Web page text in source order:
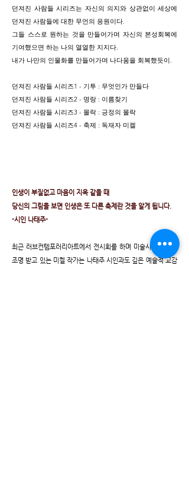
던져진 사람들 시리즈는 자신의 의지와 상관없이 세상에
던져진 사람들에 대한 무언의 응원이다.
그들 스스로 원하는 것을 만들어가며 자신의 본성회복에
기여했으면 하는 나의 열열한 지지다.
내가 나만의 인물화를 만들어가며 나다움을 회복했듯이.
던져진 사람들 시리즈1 - 기투 : 무엇인가 만들다
던져진 사람들 시리즈2 - 명랑 : 이름찾기
던져진 사람들 시리즈3 - 몰락 : 긍정의 몰락
던져진 사람들 시리즈4 - 축제 : 독재자 미켈
인생이 부질없고 마음이 지옥 같을 때
당신의 그림을 보면 인생은 또 다른 축제란 것을 알게 됩니다.
-시인 나태주-
최근 러브컨템포러리아트에서 전시회를 하며 미술시장에서 재
조명 받고 있는 미켈 작가는 나태주 시인과도 깊은 예술적 교감